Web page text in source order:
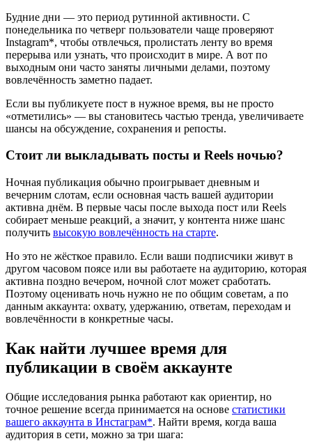
Будние дни — это период рутинной активности. С
понедельника по четверг пользователи чаще проверяют
Instagram*, чтобы отвлечься, пролистать ленту во время
перерыва или узнать, что происходит в мире. А вот по
выходным они часто заняты личными делами, поэтому
вовлечённость заметно падает.
Если вы публикуете пост в нужное время, вы не просто
«отметились» — вы становитесь частью тренда, увеличиваете
шансы на обсуждение, сохранения и репосты.
Стоит ли выкладывать посты и Reels ночью?
Ночная публикация обычно проигрывает дневным и
вечерним слотам, если основная часть вашей аудитории
активна днём. В первые часы после выхода пост или Reels
собирает меньше реакций, а значит, у контента ниже шанс
получить высокую вовлечённость на старте.
Но это не жёсткое правило. Если ваши подписчики живут в
другом часовом поясе или вы работаете на аудиторию, которая
активна поздно вечером, ночной слот может сработать.
Поэтому оценивать ночь нужно не по общим советам, а по
данным аккаунта: охвату, удержанию, ответам, переходам и
вовлечённости в конкретные часы.
Как найти лучшее время для
публикации в своём аккаунте
Общие исследования рынка работают как ориентир, но
точное решение всегда принимается на основе статистики
вашего аккаунта в Инстаграм*. Найти время, когда ваша
аудитория в сети, можно за три шага: